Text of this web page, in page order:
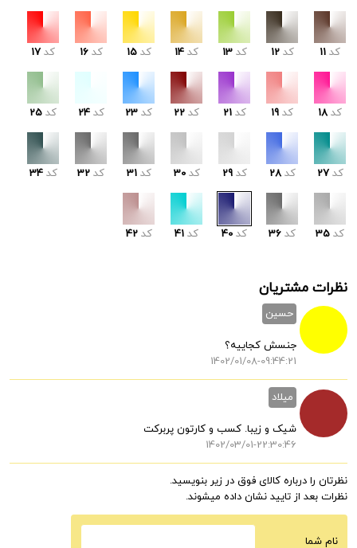
کد 11 کد 12 کد 13 کد 14 کد 15 کد 16 کد 17
کد 18 کد 19 کد 21 کد 22 کد 23 کد 24 کد 25
کد 27 کد 28 کد 29 کد 30 کد 31 کد 32 کد 34
کد 35 کد 36 کد 40 کد 41 کد 42
نظرات مشتریان
حسین
جنسش کجاییه؟
1402/01/08-09:44:21
میلاد
شیک و زیبا. کسب و کارتون پربرکت
1402/03/01-22:30:46
نظرتان را درباره کالای فوق در زیر بنویسید.
نظرات بعد از تایید نشان داده میشوند.
نام شما